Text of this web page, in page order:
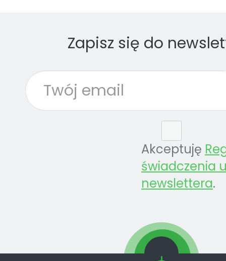
Zapisz się do
Akceptuję
świadczenia
newslettera.